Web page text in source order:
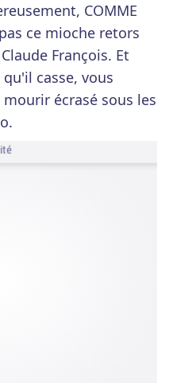
COMME
ce mioche retors
François. Et
casse, vous
écrasé sous les